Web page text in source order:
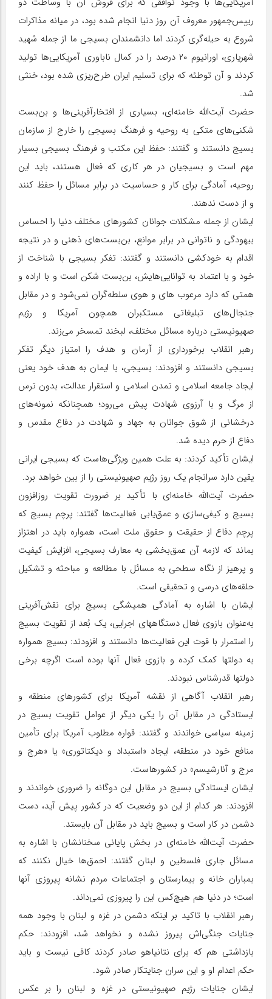
رییس‌جمهور معروف آن روز دنیا انجام شده بود، در میانه مذاکرات
شروع به حیله‌گری کردند اما دانشمندان بسیجی ما از جمله شهید
شهریاری، اورانیوم ۲۰ درصد را در کمال ناباوری آمریکایی‌ها تولید
کردند و آن توطئه که برای تسلیم ایران طرح‌ریزی شده بود، خنثی
شد.
حضرت آیت‌الله خامنه‌ای، بسیاری از افتخارآفرینی‌ها و بن‌بست
شکنی‌های متکی به روحیه و فرهنگ بسیجی را خارج از سازمان
بسیج دانستند و گفتند: حفظ این مکتب و فرهنگ بسیجی بسیار
مهم است و بسیجیان در هر کاری که فعال هستند، باید این
روحیه، آمادگی برای کار و حساسیت در برابر مسائل را حفظ کنند
و از دست ندهند.
ایشان از جمله مشکلات جوانان کشورهای مختلف دنیا را احساس
بیهودگی و ناتوانی در برابر موانع، بن‌بست‌های ذهنی و در نتیجه
اقدام به خودکشی دانستند و گفتند: تفکر بسیجی با شناخت از
خود و با اعتماد به توانایی‌هایش، بن‌بست شکن است و با اراده و
همتی که دارد مرعوب های و هوی سلطه‌گران نمی‌شود و در مقابل
جنجال‌های تبلیغاتی مستکبران همچون آمریکا و رژیم
صهیونیستی درباره مسائل مختلف، لبخند تمسخر می‌زند.
رهبر انقلاب برخورداری از آرمان و هدف را امتیاز دیگر تفکر
بسیجی دانستند و افزودند: بسیجی، با ایمان به هدف خود یعنی
ایجاد جامعه اسلامی و تمدن اسلامی و استقرار عدالت، بدون ترس
از مرگ و با آرزوی شهادت پیش می‌رود؛ همچنانکه نمونه‌های
درخشانی از شوق جوانان به جهاد و شهادت در دفاع مقدس و
دفاع از حرم دیده شد.
ایشان تأکید کردند: به علت همین ویژگی‌هاست که بسیجی ایرانی
یقین دارد سرانجام یک روز رژیم صهیونیستی را از بین خواهد برد.
حضرت آیت‌الله خامنه‌ای با تأکید بر ضرورت تقویت روزافزون
بسیج و کیفی‌سازی و عمق‌یابی فعالیت‌ها گفتند: پرچم بسیج که
پرچم دفاع از حقیقت و حقوق ملت است، همواره باید در اهتزاز
بماند که لازمه آن عمق‌بخشی به معارف بسیجی، افزایش کیفیت
و پرهیز از نگاه سطحی به مسائل با مطالعه و مباحثه و تشکیل
حلقه‌های درسی و تحقیقی است.
ایشان با اشاره به آمادگی همیشگی بسیج برای نقش‌آفرینی
به‌عنوان بازوی فعال دستگاههای اجرایی، یک بُعد از تقویت بسیج
را استمرار با قوت این فعالیت‌ها دانستند و افزودند: بسیج همواره
به دولتها کمک کرده و بازوی فعال آنها بوده است اگرچه برخی
دولتها قدرشناس نبودند.
رهبر انقلاب آگاهی از نقشه آمریکا برای کشورهای منطقه و
ایستادگی در مقابل آن را یکی دیگر از عوامل تقویت بسیج در
زمینه سیاسی خواندند و گفتند: قواره مطلوب آمریکا برای تأمین
منافع خود در منطقه، ایجاد «استبداد و دیکتاتوری» یا «هرج و
مرج و آنارشیسم» در کشورهاست.
ایشان ایستادگی بسیج در مقابل این دوگانه را ضروری خواندند و
افزودند: هر کدام از این دو وضعیت که در کشور پیش آید، دست
دشمن در کار است و بسیج باید در مقابل آن بایستد.
حضرت آیت‌الله خامنه‌ای در بخش پایانی سخنانشان با اشاره به
مسائل جاری فلسطین و لبنان گفتند: احمق‌ها خیال نکنند که
بمباران خانه و بیمارستان و اجتماعات مردم نشانه پیروزی آنها
است؛ در دنیا هم هیچ‌کس این را پیروزی نمی‌داند.
رهبر انقلاب با تاکید بر اینکه دشمن در غزه و لبنان با وجود همه
جنایات جنگی‌اش پیروز نشده و نخواهد شد، افزودند: حکم
بازداشتی هم که برای نتانیاهو صادر کردند کافی نیست و باید
حکم اعدام او و این سران جنایتکار صادر شود.
ایشان جنایات رژیم صهیونیستی در غزه و لبنان را بر عکس